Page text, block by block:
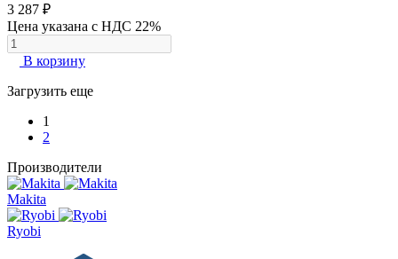
3 287 ₽
Цена указана с НДС 22%
В корзину
Загрузить еще
1
2
Производители
Makita
Ryobi